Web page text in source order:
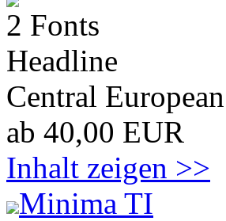
2 Fonts
Headline
Central European
ab 40,00 EUR
Inhalt zeigen >>
Minima TI